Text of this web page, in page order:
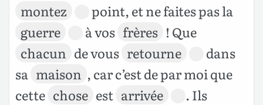
montez
point, et ne faites pas la
guerre
à vos frères ! Que
chacun de vous retourne
dans
sa maison , car c’est de par moi que
cette chose est arrivée
. Ils